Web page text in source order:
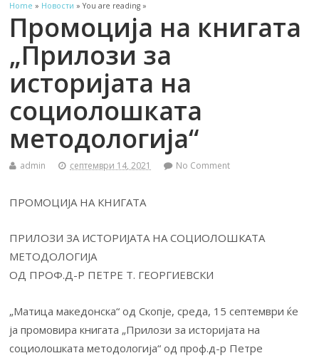
Home » Новости » You are reading »
Промоција на книгата
„Прилози за
историјата на
социолошката
методологија“
admin септември 14, 2021 No Comment
ПРОМОЦИЈА НА КНИГАТА
ПРИЛОЗИ ЗА ИСТОРИЈАТА НА СОЦИОЛОШКАТА
МЕТОДОЛОГИЈА
ОД ПРОФ.Д-Р ПЕТРЕ Т. ГЕОРГИЕВСКИ
„Матица македонска“ од Скопје, среда, 15 септември ќе
ја промовира книгата „Прилози за историјата на
социолошката методологија“ од проф.д-р Петре